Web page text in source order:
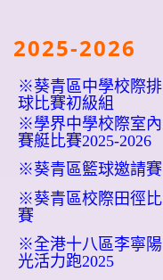
2025-2026
※葵青區中學校際排
球比賽初級組
※學界中學校際室內
賽艇比賽2025-2026
※葵青區籃球邀請賽
※葵青區校際田徑比
賽
※全港十八區李寧陽
光活力跑2025